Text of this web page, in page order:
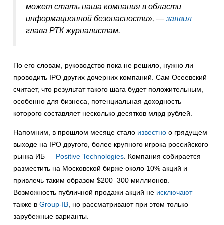
может стать наша компания в области
информационной безопасности», — заявил
глава РТК журналистам.
По его словам, руководство пока не решило, нужно ли
проводить IPO других дочерних компаний. Сам Осеевский
считает, что результат такого шага будет положительным,
особенно для бизнеса, потенциальная доходность
которого составляет несколько десятков млрд рублей.
Напомним, в прошлом месяце стало известно о грядущем
выходе на IPO другого, более крупного игрока российского
рынка ИБ — Positive Technologies . Компания собирается
разместить на Московской бирже около 10% акций и
привлечь таким образом $200–300 миллионов.
Возможность публичной продажи акций не исключают
также в Group-IB , но рассматривают при этом только
зарубежные варианты.